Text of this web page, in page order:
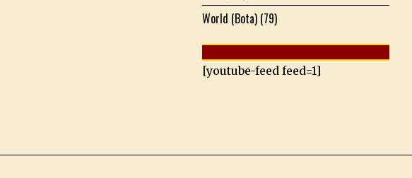
World (Bota) (79)
[youtube-feed feed=1]